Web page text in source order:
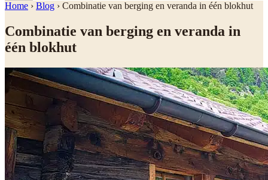
Home › Blog › Combinatie van berging en veranda in één blokhut
Combinatie van berging en veranda in
één blokhut